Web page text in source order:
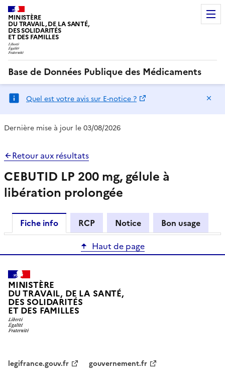
MINISTÈRE
DU TRAVAIL, DE LA SANTÉ,
DES SOLIDARITÉS
ET DES FAMILLES
Base de Données Publique des Médicaments
Quel est votre avis sur E-notice ?
Dernière mise à jour le 03/08/2026
Retour aux résultats
CEBUTID LP 200 mg, gélule à
libération prolongée
Fiche info RCP Notice
Bon usage
Haut de page
MINISTÈRE
DU TRAVAIL, DE LA SANTÉ,
DES SOLIDARITÉS
ET DES FAMILLES
legifrance.gouv.fr
gouvernement.fr